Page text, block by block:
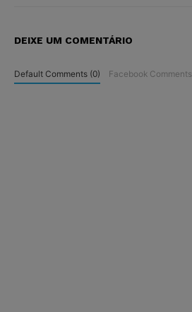
DEIXE UM COMENTÁRIO
Default Comments (0) Facebook Comments